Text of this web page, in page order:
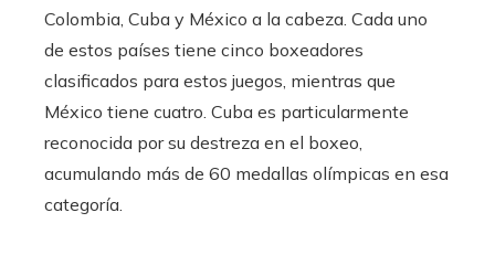
Colombia, Cuba y México a la cabeza. Cada uno
de estos países tiene cinco boxeadores
clasificados para estos juegos, mientras que
México tiene cuatro. Cuba es particularmente
reconocida por su destreza en el boxeo,
acumulando más de 60 medallas olímpicas en esa
categoría.